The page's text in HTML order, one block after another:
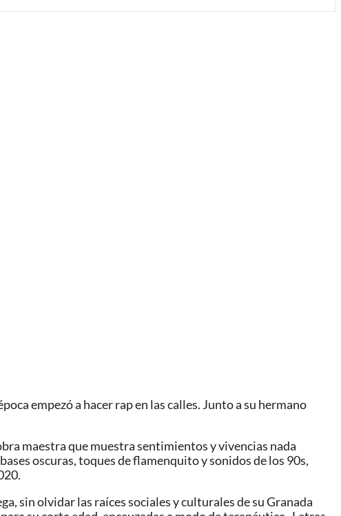
empezó a hacer rap en las calles. Junto a su hermano
maestra que muestra sentimientos y vivencias nada
oscuras, toques de flamenquito y sonidos de los 90s,
sin olvidar las raíces sociales y culturales de su Granada